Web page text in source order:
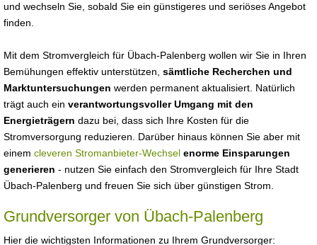
und wechseln Sie, sobald Sie ein günstigeres und seriöses Angebot
finden.
Mit dem Stromvergleich für Übach-Palenberg wollen wir Sie in Ihren
Bemühungen effektiv unterstützen, sämtliche Recherchen und
Marktuntersuchungen werden permanent aktualisiert. Natürlich
trägt auch ein verantwortungsvoller Umgang mit den
Energieträgern dazu bei, dass sich Ihre Kosten für die
Stromversorgung reduzieren. Darüber hinaus können Sie aber mit
einem cleveren Stromanbieter-Wechsel enorme Einsparungen
generieren - nutzen Sie einfach den Stromvergleich für Ihre Stadt
Übach-Palenberg und freuen Sie sich über günstigen Strom.
Grundversorger von Übach-Palenberg
Hier die wichtigsten Informationen zu Ihrem Grundversorger: